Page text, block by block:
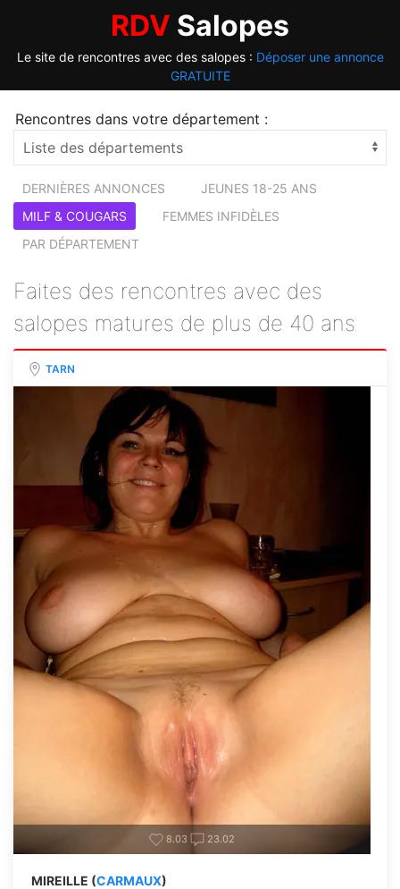
RDV Salopes
Le site de rencontres avec des salopes : Déposer une annonce
GRATUITE
Rencontres dans votre département :
DERNIÈRES ANNONCES
JEUNES 18-25 ANS
MILF & COUGARS
FEMMES INFIDÈLES
PAR DÉPARTEMENT
Faites des rencontres avec des
salopes matures de plus de 40 ans
TARN
8.03 23.02
MIREILLE (CARMAUX)